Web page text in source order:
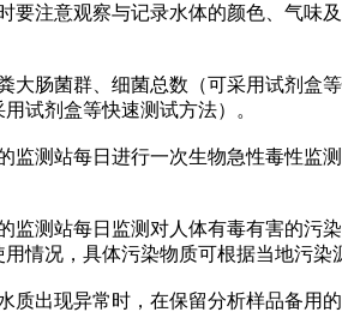
要注意观察与记录水体的颜色、气味
大肠菌群、细菌总数（可采用试剂盒
试剂盒等快速测试方法）。
监测站每日进行一次生物急性毒性监
监测站每日监测对人体有毒有害的污
情况，具体污染物质可根据当地污染
质出现异常时，在保留分析样品备用